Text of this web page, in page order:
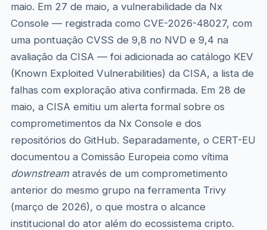
maio. Em 27 de maio, a vulnerabilidade da Nx
Console — registrada como CVE-2026-48027, com
uma pontuação CVSS de 9,8 no NVD e 9,4 na
avaliação da CISA — foi adicionada ao catálogo KEV
(Known Exploited Vulnerabilities) da CISA, a lista de
falhas com exploração ativa confirmada. Em 28 de
maio, a CISA emitiu um alerta formal sobre os
comprometimentos da Nx Console e dos
repositórios do GitHub. Separadamente, o CERT-EU
documentou a Comissão Europeia como vítima
downstreamatravés de um comprometimento
anterior do mesmo grupo na ferramenta Trivy
(março de 2026), o que mostra o alcance
institucional do ator além do ecossistema cripto.